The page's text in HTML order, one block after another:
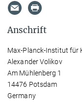
Anschrift
Max-Planck-Institut für
Alexander Volikov
Am Mühlenberg 1
14476 Potsdam
Germany